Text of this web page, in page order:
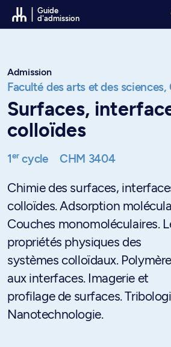
Passer au contenu
Guide
d'admission
Admission
Faculté des arts et des sciences,
Surfaces,
colloïdes
1ercycle CHM 3404
Chimie des surfaces,
colloïdes. Adsorption
Couches monomoléculaires.
propriétés physiques des
systèmes colloïdaux.
aux interfaces. Imagerie et
profilage de surfaces.
Nanotechnologie.